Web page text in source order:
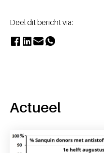
Deel dit bericht via:
Actueel